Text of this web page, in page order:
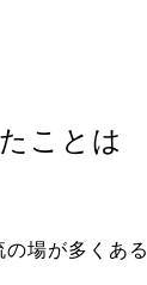
ことは
場が多くある